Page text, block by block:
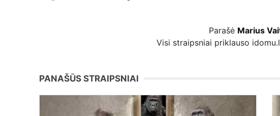
Parašė Marius
Visi straipsniai priklauso
PANAŠŪS STRAIPSNIAI